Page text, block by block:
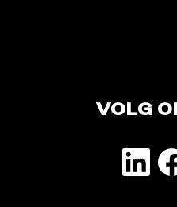
VOLG